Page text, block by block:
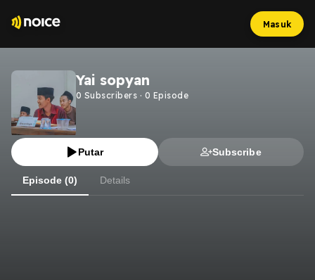
Masuk
Yai sopyan
0 Subscribers · 0 Episode
Putar Subscribe
Episode (0) Details